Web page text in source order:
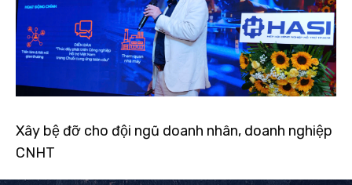
Xây bệ đỡ cho đội ngũ doanh nhân, doanh nghiệp
CNHT